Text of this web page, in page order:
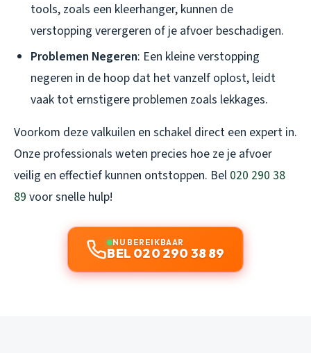
tools, zoals een kleerhanger, kunnen de
verstopping verergeren of je afvoer beschadigen.
Problemen Negeren: Een kleine verstopping
negeren in de hoop dat het vanzelf oplost, leidt
vaak tot ernstigere problemen zoals lekkages.
Voorkom deze valkuilen en schakel direct een expert in.
Onze professionals weten precies hoe ze je afvoer
veilig en effectief kunnen ontstoppen. Bel 020 290 38
89 voor snelle hulp!
NU BEREIKBAAR
BEL 020 290 38 89